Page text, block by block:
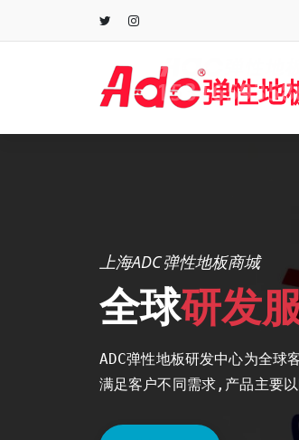
上海ADC弹性地板商城
全球研发
ADC弹性地板研发中心为全
满足客户不同需求,产品主要